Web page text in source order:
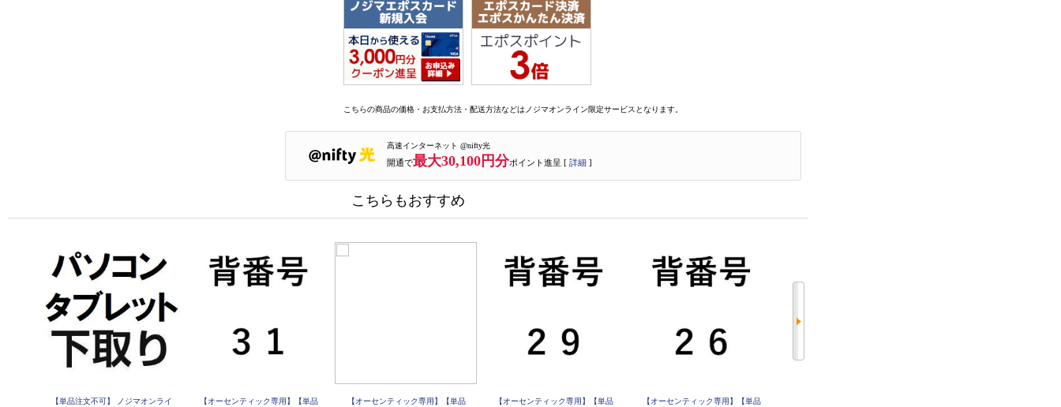
こちらの商品の価格・お支払方法・配送方法などはノジマオンライン限定サービスとなります。
高速インターネット @nifty光
開通で最大30,100円分ポイント進呈 [ 詳細 ]
こちらもおすすめ
【単品注文不可】 ノジマオンライ
【オーセンティック専用】【単品
【オーセンティック専用】【単品
【オーセンティック専用】【単品
【オーセンティック専用】【単品